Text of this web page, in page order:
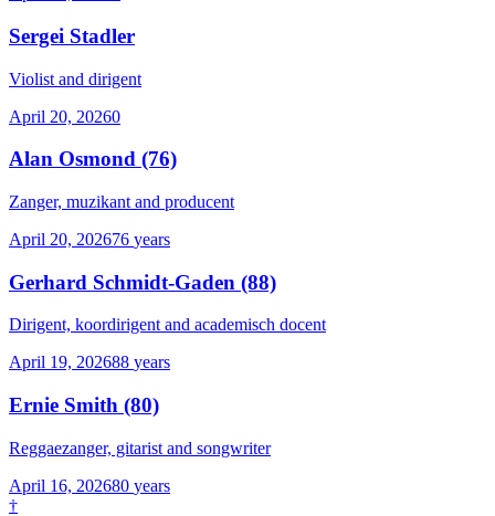
Sergei Stadler
Violist and dirigent
April 20, 20260
Alan Osmond (76)
Zanger, muzikant and producent
April 20, 202676 years
Gerhard Schmidt-Gaden (88)
Dirigent, koordirigent and academisch docent
April 19, 202688 years
Ernie Smith (80)
Reggaezanger, gitarist and songwriter
April 16, 202680 years
†